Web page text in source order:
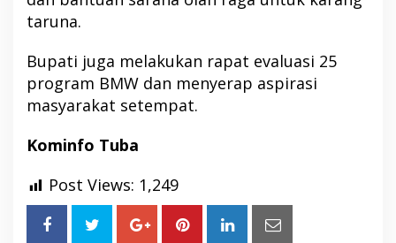
taruna.
Bupati juga melakukan rapat evaluasi 25
program BMW dan menyerap aspirasi
masyarakat setempat.
Kominfo Tuba
Post Views: 1,249